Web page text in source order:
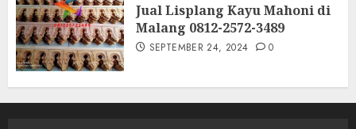
Jual Lisplang Kayu Mahoni di
Malang 0812-2572-3489
SEPTEMBER 24, 2024 0